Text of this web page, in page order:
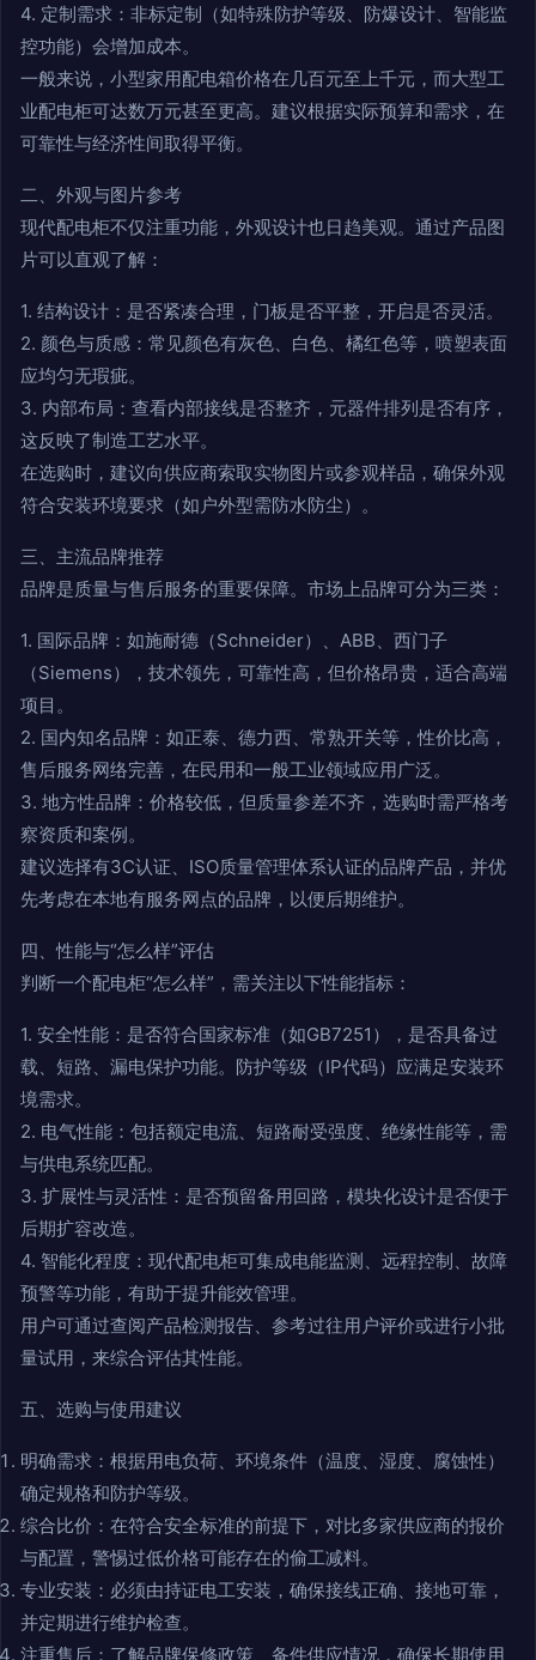
4. 定制需求：非标定制（如特殊防护等级、防爆设计、智能监
控功能）会增加成本。
一般来说，小型家用配电箱价格在几百元至上千元，而大型工
业配电柜可达数万元甚至更高。建议根据实际预算和需求，在
可靠性与经济性间取得平衡。
二、外观与图片参考
现代配电柜不仅注重功能，外观设计也日趋美观。通过产品图
片可以直观了解：
1. 结构设计：是否紧凑合理，门板是否平整，开启是否灵活。
2. 颜色与质感：常见颜色有灰色、白色、橘红色等，喷塑表面
应均匀无瑕疵。
3. 内部布局：查看内部接线是否整齐，元器件排列是否有序，
这反映了制造工艺水平。
在选购时，建议向供应商索取实物图片或参观样品，确保外观
符合安装环境要求（如户外型需防水防尘）。
三、主流品牌推荐
品牌是质量与售后服务的重要保障。市场上品牌可分为三类：
1. 国际品牌：如施耐德（Schneider）、ABB、西门子
（Siemens），技术领先，可靠性高，但价格昂贵，适合高端
项目。
2. 国内知名品牌：如正泰、德力西、常熟开关等，性价比高，
售后服务网络完善，在民用和一般工业领域应用广泛。
3. 地方性品牌：价格较低，但质量参差不齐，选购时需严格考
察资质和案例。
建议选择有3C认证、ISO质量管理体系认证的品牌产品，并优
先考虑在本地有服务网点的品牌，以便后期维护。
四、性能与“怎么样”评估
判断一个配电柜“怎么样”，需关注以下性能指标：
1. 安全性能：是否符合国家标准（如GB7251），是否具备过
载、短路、漏电保护功能。防护等级（IP代码）应满足安装环
境需求。
2. 电气性能：包括额定电流、短路耐受强度、绝缘性能等，需
与供电系统匹配。
3. 扩展性与灵活性：是否预留备用回路，模块化设计是否便于
后期扩容改造。
4. 智能化程度：现代配电柜可集成电能监测、远程控制、故障
预警等功能，有助于提升能效管理。
用户可通过查阅产品检测报告、参考过往用户评价或进行小批
量试用，来综合评估其性能。
五、选购与使用建议
明确需求：根据用电负荷、环境条件（温度、湿度、腐蚀性）
确定规格和防护等级。
综合比价：在符合安全标准的前提下，对比多家供应商的报价
与配置，警惕过低价格可能存在的偷工减料。
专业安装：必须由持证电工安装，确保接线正确、接地可靠，
并定期进行维护检查。
注重售后：了解品牌保修政策、备件供应情况，确保长期使用